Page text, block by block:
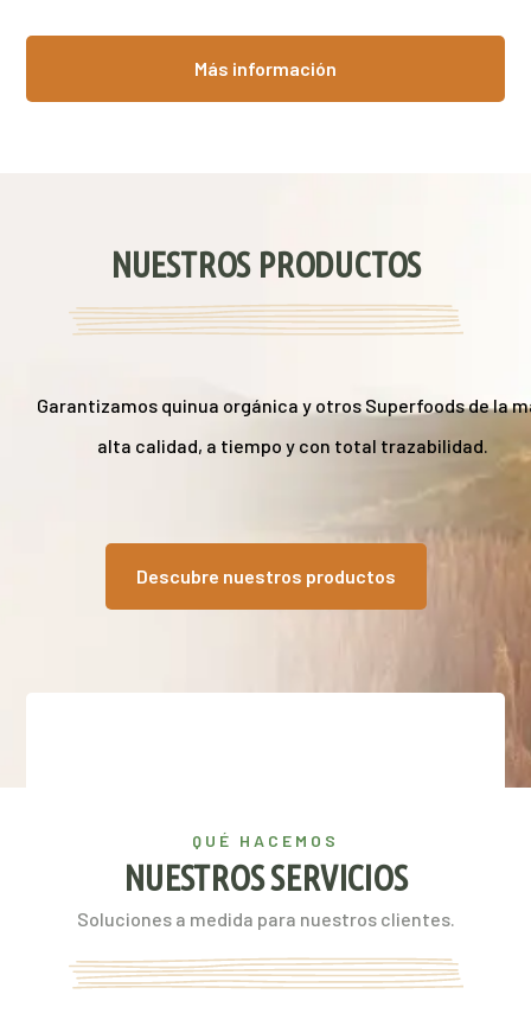
Más información
NUESTROS PRODUCTOS
Garantizamos quinua orgánica y otros Superfoods de la
alta calidad, a tiempo y con total trazabilidad.
Descubre nuestros productos
QUÉ HACEMOS
NUESTROS SERVICIOS
Soluciones a medida para nuestros clientes.